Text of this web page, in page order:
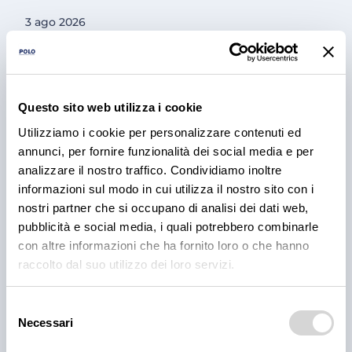
Questo sito web utilizza i cookie
Utilizziamo i cookie per personalizzare contenuti ed
annunci, per fornire funzionalità dei social media e per
analizzare il nostro traffico. Condividiamo inoltre
informazioni sul modo in cui utilizza il nostro sito con i
nostri partner che si occupano di analisi dei dati web,
pubblicità e social media, i quali potrebbero combinarle
con altre informazioni che ha fornito loro o che hanno
raccolto dal suo utilizzo dei loro servizi.
delNecessari
3 ago 2026
PRODOTTI
Cantina Valle Isarco:
responsabilità e amore per il
Cantina Valle Isarco è sinonimo di eccellenza: i vini